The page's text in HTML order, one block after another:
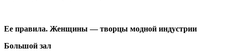
Ее правила. Женщины — творцы модной индустрии
Большой зал